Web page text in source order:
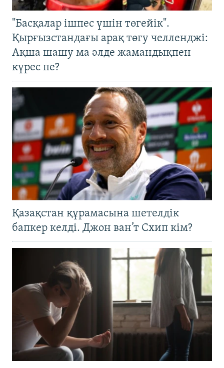
"Басқалар ішпес үшін төгейік".
Қырғызстандағы арақ төгу челленджі:
Ақша шашу ма әлде жамандықпен
күрес пе?
Қазақстан құрамасына шетелдік
бапкер келді. Джон ван’т Схип кім?